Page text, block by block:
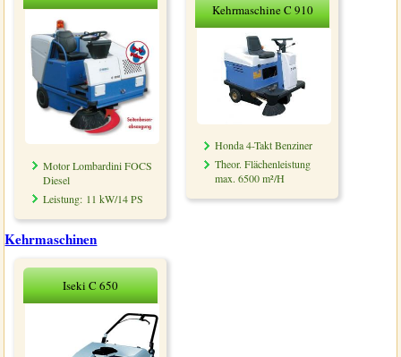
Motor Lombardini FOCS
Diesel
Leistung: 11 kW/14 PS
Kehrmaschine C 910
Honda 4-Takt Benziner
Theor. Flächenleistung
max. 6500 m²/H
Kehrmaschinen
Iseki C 650